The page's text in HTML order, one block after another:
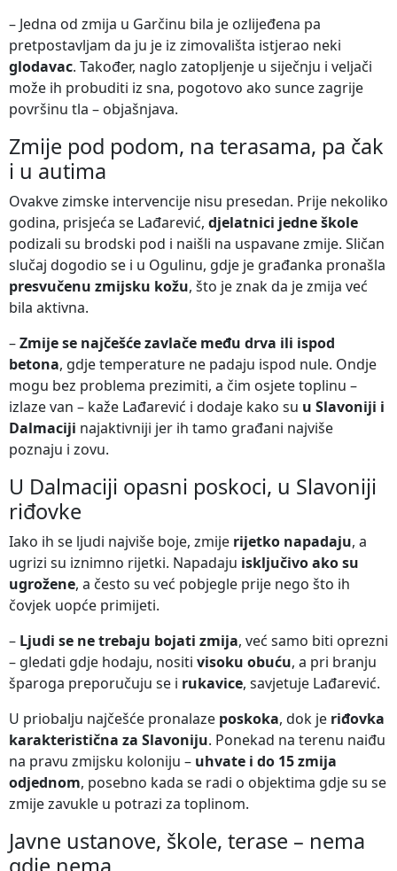
– Jedna od zmija u Garčinu bila je ozlijeđena pa
pretpostavljam da ju je iz zimovališta istjerao neki
glodavac. Također, naglo zatopljenje u siječnju i veljači
može ih probuditi iz sna, pogotovo ako sunce zagrije
površinu tla – objašnjava.
Zmije pod podom, na terasama, pa čak
i u autima
Ovakve zimske intervencije nisu presedan. Prije nekoliko
godina, prisjeća se Lađarević, djelatnici jedne škole
podizali su brodski pod i naišli na uspavane zmije. Sličan
slučaj dogodio se i u Ogulinu, gdje je građanka pronašla
presvučenu zmijsku kožu, što je znak da je zmija već
bila aktivna.
–Zmije se najčešće zavlače među drva ili ispod
betona, gdje temperature ne padaju ispod nule. Ondje
mogu bez problema prezimiti, a čim osjete toplinu –
izlaze van – kaže Lađarević i dodaje kako su u Slavoniji i
Dalmaciji najaktivniji jer ih tamo građani najviše
poznaju i zovu.
U Dalmaciji opasni poskoci, u Slavoniji
riđovke
Iako ih se ljudi najviše boje, zmije rijetko napadaju, a
ugrizi su iznimno rijetki. Napadaju isključivo ako su
ugrožene, a često su već pobjegle prije nego što ih
čovjek uopće primijeti.
– Ljudi se ne trebaju bojati zmija, već samo biti oprezni
– gledati gdje hodaju, nositi visoku obuću, a pri branju
šparoga preporučuju se i rukavice, savjetuje Lađarević.
U priobalju najčešće pronalaze poskoka, dok je riđovka
karakteristična za Slavoniju. Ponekad na terenu naiđu
na pravu zmijsku koloniju – uhvate i do 15 zmija
odjednom, posebno kada se radi o objektima gdje su se
zmije zavukle u potrazi za toplinom.
Javne ustanove, škole, terase – nema